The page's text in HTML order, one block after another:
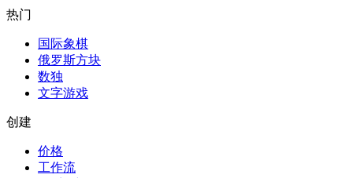
热门
国际象棋
俄罗斯方块
数独
文字游戏
创建
价格
工作流